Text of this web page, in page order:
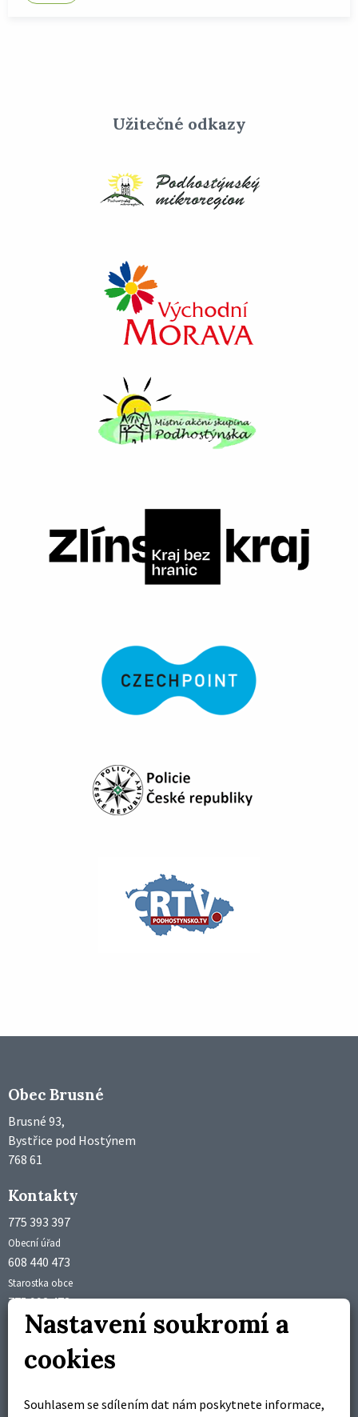
Užitečné odkazy
Obec Brusné
Brusné 93,
Bystřice pod Hostýnem
768 61
Kontakty
775 393 397
Obecní úřad
608 440 473
Starostka obce
775 992 473
Účetní obce
starosta@brusne.cz
Úřední hodiny
Nastavení soukromí a
cookies
Souhlasem se sdílením dat nám poskytnete informace,